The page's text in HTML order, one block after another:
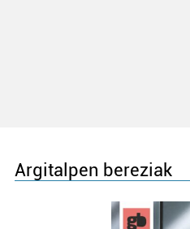
Argitalpen bereziak